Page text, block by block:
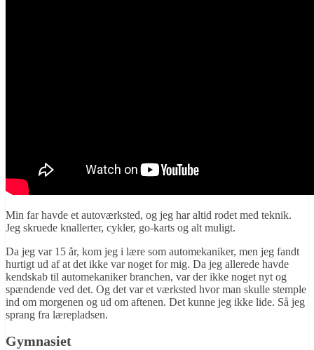
Min far havde et autoværksted, og jeg har altid rodet med teknik.
Jeg skruede knallerter, cykler, go-karts og alt muligt.
Da jeg var 15 år, kom jeg i lære som automekaniker, men jeg fandt
hurtigt ud af at det ikke var noget for mig. Da jeg allerede havde
kendskab til automekaniker branchen, var der ikke noget nyt og
spændende ved det. Og det var et værksted hvor man skulle stemple
ind om morgenen og ud om aftenen. Det kunne jeg ikke lide. Så jeg
sprang fra lærepladsen.
Gymnasiet